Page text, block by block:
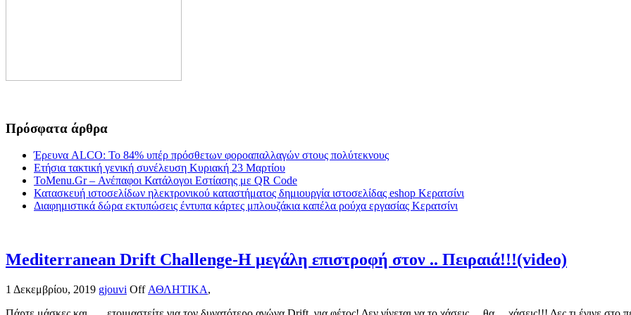
Πρόσφατα άρθρα
Έρευνα ALCO: Το 84% υπέρ πρόσθετων φοροαπαλλαγών στους πολύτεκνους
Ετήσια τακτική γενική συνέλευση Κυριακή 23 Μαρτίου
ToMenu.Gr – Ανέπαφοι Κατάλογοι Εστίασης με QR Code
Κατασκευή ιστοσελίδων ηλεκτρονικού καταστήματος δημιουργία ιστοσελίδας eshop Κερατσίνι
Διαφημιστικά δώρα εκτυπώσεις έντυπα κάρτες μπλουζάκια καπέλα ρούχα εργασίας Κερατσίνι
Mediterranean Drift Challenge-Η μεγάλη επιστροφή στον .. Πειραιά!!!(video)
1 Δεκεμβρίου, 2019 gjouvi Off ΑΘΛΗΤΙΚΑ,